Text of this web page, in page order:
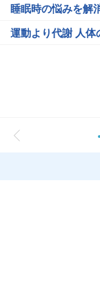
睡眠時の悩みを解
運動より代謝 人体